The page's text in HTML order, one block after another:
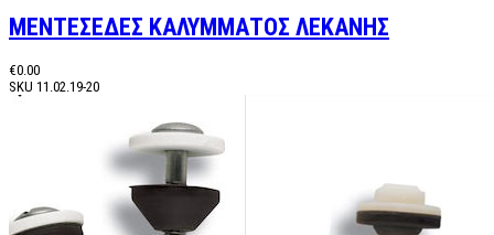
ΜΕΝΤΕΣΕΔΕΣ ΚΑΛΥΜΜΑΤΟΣ ΛΕΚΑΝΗΣ
€0.00
SKU 11.02.19-20